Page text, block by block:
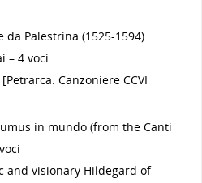
da Palestrina (1525-1594)
– 4 voci
Canzoniere CCVI
in mundo (from the Canti
and visionary Hildegard of